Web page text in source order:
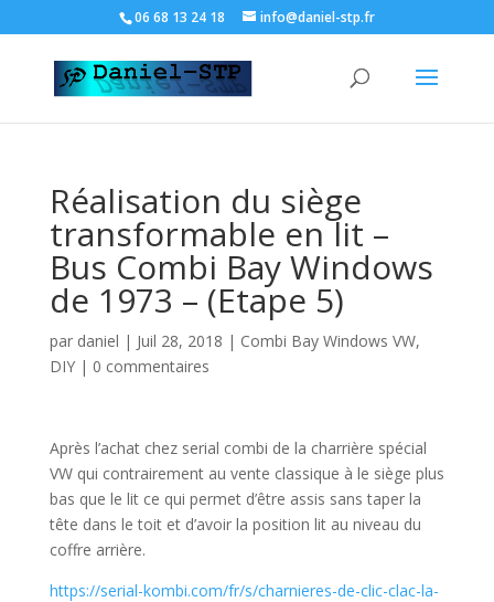
06 68 13 24 18 info@daniel-stp.fr
Réalisation du siège
transformable en lit –
Bus Combi Bay Windows
de 1973 – (Etape 5)
par daniel | Juil 28, 2018 | Combi Bay Windows VW,
DIY| 0 commentaires
Après l’achat chez serial combi de la charrière spécial
VW qui contrairement au vente classique à le siège plus
bas que le lit ce qui permet d’être assis sans taper la
tête dans le toit et d’avoir la position lit au niveau du
coffre arrière.
https://serial-kombi.com/fr/s/charnieres-de-clic-clac-la-